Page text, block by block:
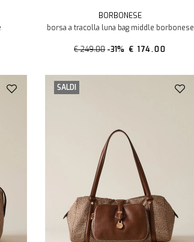
BORBONESE
borsa a tracolla luna bag middle borbonese
€ 249.00 -31% € 174.00
SALDI